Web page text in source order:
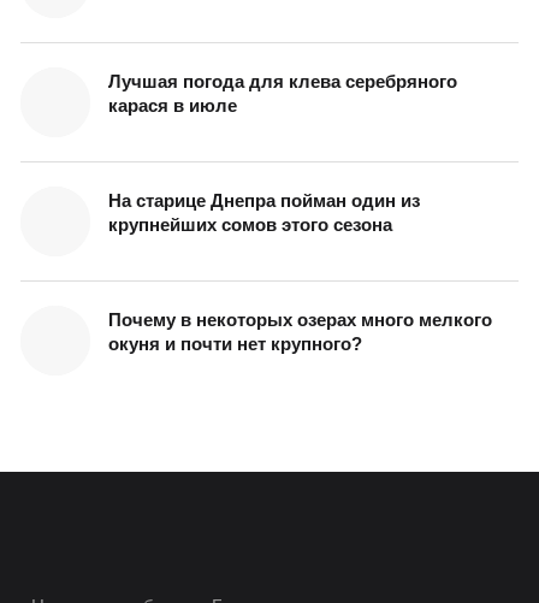
Лучшая погода для клева серебряного
карася в июле
На старице Днепра пойман один из
крупнейших сомов этого сезона
Почему в некоторых озерах много мелкого
окуня и почти нет крупного?